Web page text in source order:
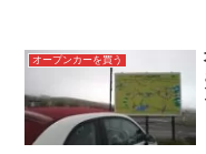
オープンカーを買う